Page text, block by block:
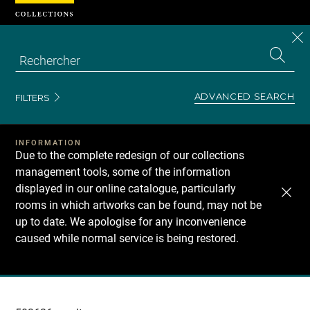
FILTERS ADVANCED SEARCH
INFORMATION
Due to the complete redesign of our collections
management tools, some of the information
displayed in our online catalogue, particularly
rooms in which artworks can be found, may not be
up to date. We apologise for any inconvenience
caused while normal service is being restored.
Recherche
Cookies management panel